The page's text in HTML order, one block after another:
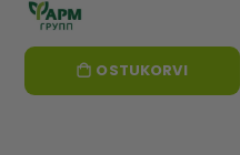
OSTUKORVI